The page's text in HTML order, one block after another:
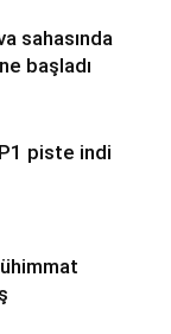
sahasında
başladı
piste indi